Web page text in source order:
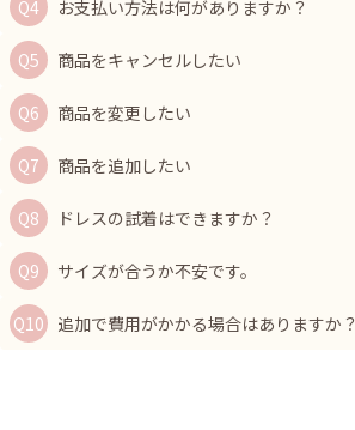
お支払い方法は何がありますか？
商品をキャンセルしたい
商品を変更したい
商品を追加したい
ドレスの試着はできますか？
サイズが合うか不安です。
追加で費用がかかる場合はありますか？